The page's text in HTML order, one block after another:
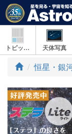
トピックス 天体写真
ト
プ
恒星・銀